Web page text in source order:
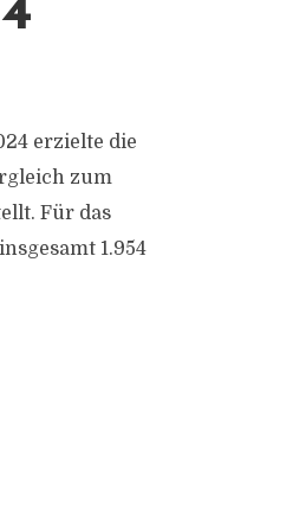
erzielte die
zum
Für das
1.954